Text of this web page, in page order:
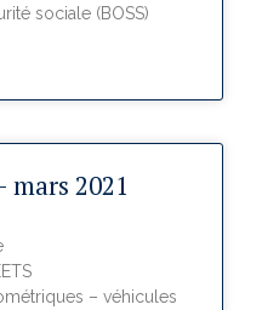
sociale (BOSS)
2021
– véhicules